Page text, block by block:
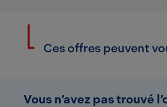
Ces offres peuvent
Vous n’avez pas trouvé